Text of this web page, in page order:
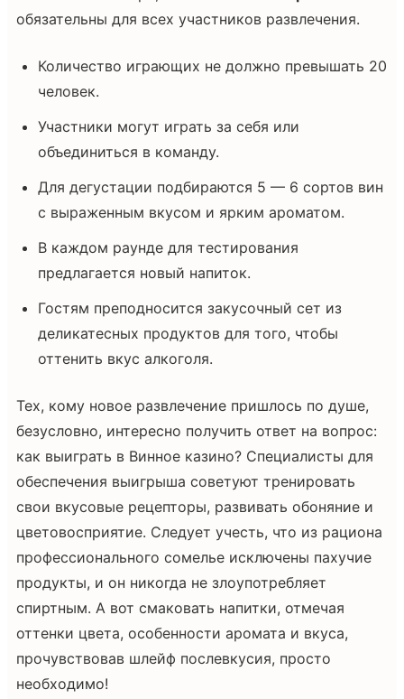
обязательны для всех участников развлечения.
Количество играющих не должно превышать 20
человек.
Участники могут играть за себя или
объединиться в команду.
Для дегустации подбираются 5 — 6 сортов вин
с выраженным вкусом и ярким ароматом.
В каждом раунде для тестирования
предлагается новый напиток.
Гостям преподносится закусочный сет из
деликатесных продуктов для того, чтобы
оттенить вкус алкоголя.
Тех, кому новое развлечение пришлось по душе,
безусловно, интересно получить ответ на вопрос:
как выиграть в Винное казино? Специалисты для
обеспечения выигрыша советуют тренировать
свои вкусовые рецепторы, развивать обоняние и
цветовосприятие. Следует учесть, что из рациона
профессионального сомелье исключены пахучие
продукты, и он никогда не злоупотребляет
спиртным. А вот смаковать напитки, отмечая
оттенки цвета, особенности аромата и вкуса,
прочувствовав шлейф послевкусия, просто
необходимо!